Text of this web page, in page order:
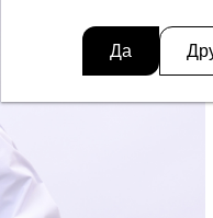
Да